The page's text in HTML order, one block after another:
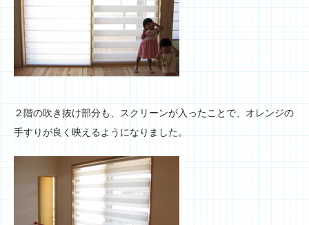
２階の吹き抜け部分も、スクリーンが入ったことで、オレンジの
手すりが良く映えるようになりました。